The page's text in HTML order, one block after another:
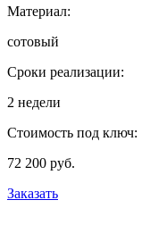
Материал:
сотовый
Сроки реализации:
2 недели
Стоимость под ключ:
72 200 руб.
Заказать